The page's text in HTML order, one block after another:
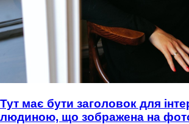
Тут має бути заголовок для
людиною, що зображена на